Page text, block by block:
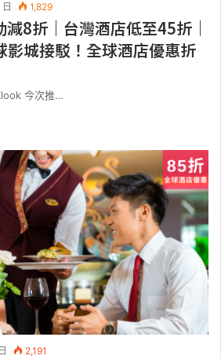
1,829
8折｜台灣酒店低至45折｜
影城接駁！全球酒店優惠折
今次推…
2,191